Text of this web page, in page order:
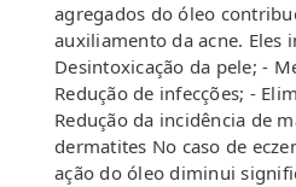
agregados do óleo
auxiliamento da acne. Eles
Desintoxicação da pele; -
Redução de infecções; -
Redução da incidência de
dermatites No caso de
ação do óleo diminui